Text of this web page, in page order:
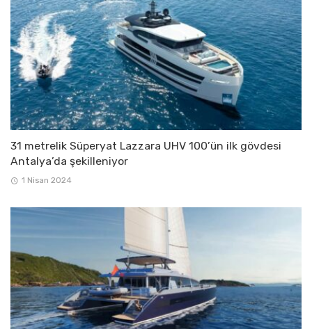
31 metrelik Süperyat Lazzara UHV 100’ün ilk gövdesi
Antalya’da şekilleniyor
1 Nisan 2024